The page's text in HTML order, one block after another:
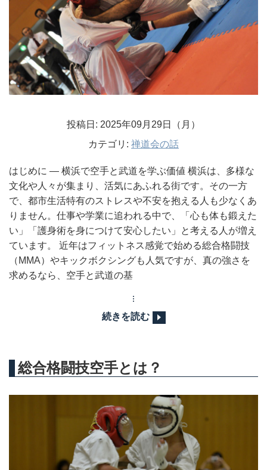
投稿日: 2025年09月29日（月）
カテゴリ: 禅道会の話
はじめに ― 横浜で空手と武道を学ぶ価値 横浜は、多様な
文化や人々が集まり、活気にあふれる街です。その一方
で、都市生活特有のストレスや不安を抱える人も少なくあ
りません。仕事や学業に追われる中で、「心も体も鍛えた
い」「護身術を身につけて安心したい」と考える人が増え
ています。 近年はフィットネス感覚で始める総合格闘技
（MMA）やキックボクシングも人気ですが、真の強さを
求めるなら、空手と武道の基
続きを読む
総合格闘技空手とは？